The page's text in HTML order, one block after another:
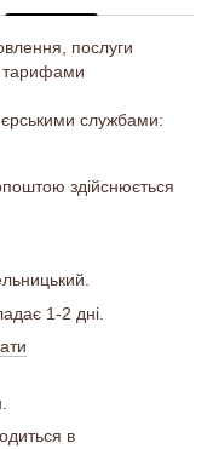
послуги
тарифами
службами:
здійснюється
1-2 дні.
в